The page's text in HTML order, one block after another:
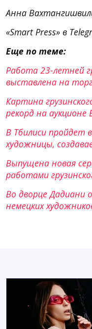
Анна
«Smart Press» в
Еще по теме:
Работа 23-летней
выставлена на
Картина
рекорд на аукционе
В Тбилиси пройдет
художницы,
Выпущена новая
работами
Во дворце Дадиани
немецких